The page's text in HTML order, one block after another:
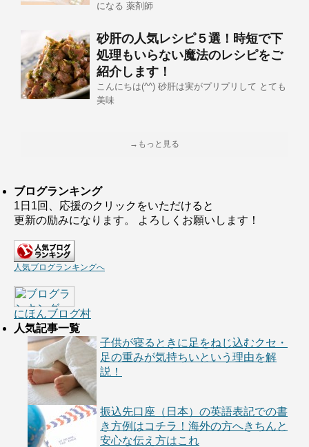
になる 薬剤師
砂肝の人気レシピ５選！時短で下
処理もいらない魔法のレシピをご
紹介します！
こんにちは(^^) 砂肝は実がプリプリして とても
美味
→もっと見る
ブログランキング
1日1回、応援のクリックをいただけると
更新の励みになります。 よろしくお願いします！
人気ブログランキングへ
にほんブログ村
人気記事一覧
子供が寝るときに足をねじ込むクセ・
足の重みが気持ちいという理由を解
説！
振込先口座（日本）の英語表記での書
き方例はコチラ！海外の方へきちんと
安心な伝え方はこれ